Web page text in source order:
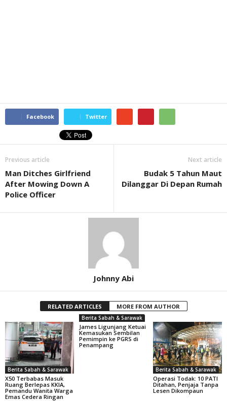
Facebook Twitter
Previous article
Man Ditches Girlfriend
After Mowing Down A
Police Officer
Next article
Budak 5 Tahun Maut
Dilanggar Di Depan Rumah
Johnny Abi
RELATED ARTICLES MORE FROM AUTHOR
Berita Sabah & Sarawak
X50 Terbabas Masuk
Ruang Berlepas KKIA,
Pemandu Wanita Warga
Emas Cedera Ringan
Berita Sabah & Sarawak
James Ligunjang Ketuai
Kemasukan Sembilan
Pemimpin ke PGRS di
Penampang
Berita Sabah & Sarawak
Operasi Todak: 10 PATI
Ditahan, Penjaja Tanpa
Lesen Dikompaun